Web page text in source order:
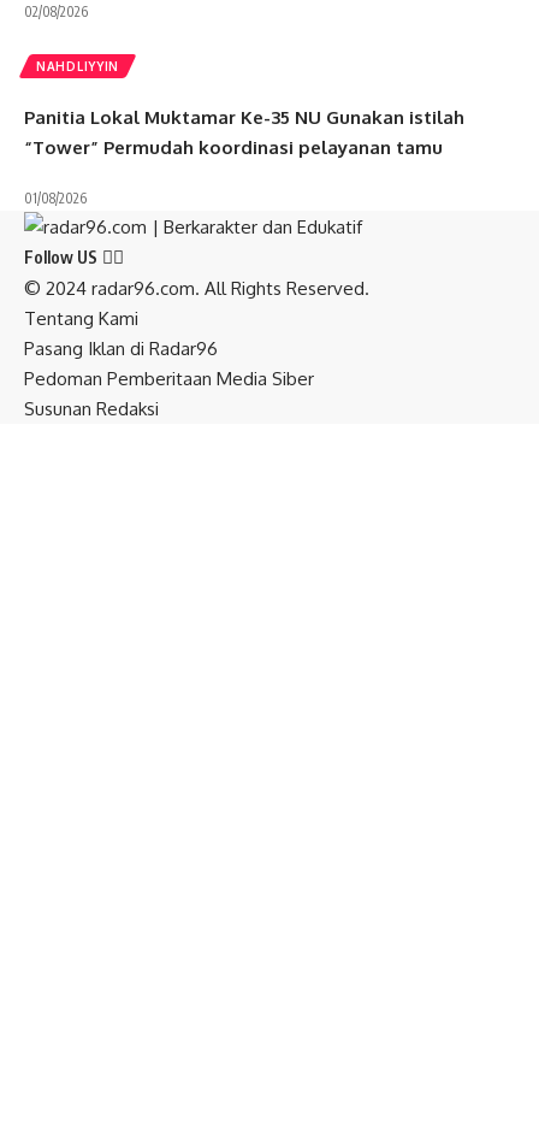
02/08/2026
NAHDLIYYIN
Panitia Lokal Muktamar Ke-35 NU Gunakan istilah
“Tower” Permudah koordinasi pelayanan tamu
01/08/2026
Follow US
© 2024 radar96.com. All Rights Reserved.
Tentang Kami
Pasang Iklan di Radar96
Pedoman Pemberitaan Media Siber
Susunan Redaksi